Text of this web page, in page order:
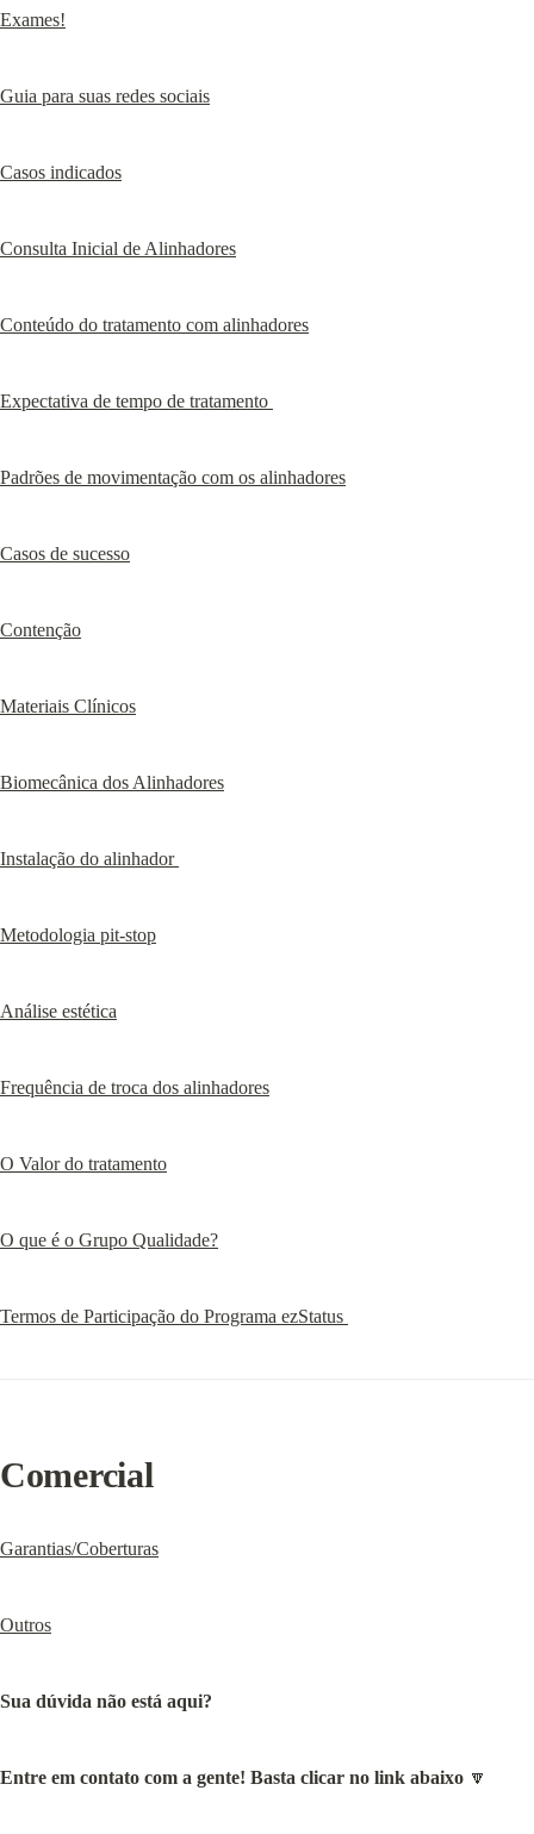
Exames!
Guia para suas redes sociais
Casos indicados
Consulta Inicial de Alinhadores
Conteúdo do tratamento com alinhadores
Expectativa de tempo de tratamento
Padrões de movimentação com os alinhadores
Casos de sucesso
Contenção
Materiais Clínicos
Biomecânica dos Alinhadores
Instalação do alinhador
Metodologia pit-stop
Análise estética
Frequência de troca dos alinhadores
O Valor do tratamento
O que é o Grupo Qualidade?
Termos de Participação do Programa ezStatus
Comercial
Garantias/Coberturas
Outros
Sua dúvida não está aqui?
Entre em contato com a gente! Basta clicar no link abaixo 🔽